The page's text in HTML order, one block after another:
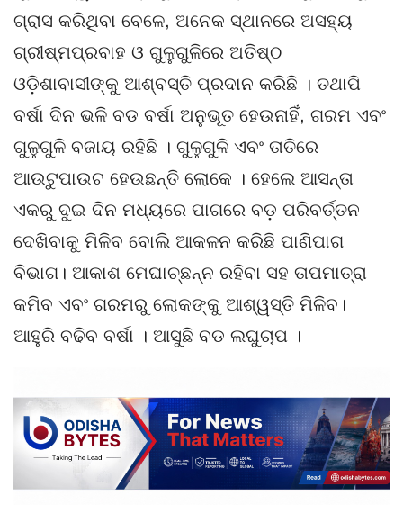
ଗ୍ରାସ କରିଥିବା ବେଳେ, ଅନେକ ସ୍ଥାନରେ ଅସହ୍ୟ
ଗ୍ରୀଷ୍ମପ୍ରବାହ ଓ ଗୁଳୁଗୁଳିରେ ଅତିଷ୍ଠ
ଓଡ଼ିଶାବାସୀଙ୍କୁ ଆଶ୍ବସ୍ତି ପ୍ରଦାନ କରିଛି । ତଥାପି
ବର୍ଷା ଦିନ ଭଳି ବଡ ବର୍ଷା ଅନୁଭୂତ ହେଉନାହିଁ, ଗରମ ଏବଂ
ଗୁଳୁଗୁଳି ବଜାୟ ରହିଛି । ଗୁଳୁଗୁଳି ଏବଂ ତାତିରେ
ଆଉଟୁପାଉଟ ହେଉଛନ୍ତି ଲୋକେ । ହେଲେ ଆସନ୍ତା
ଏକରୁ ଦୁଇ ଦିନ ମଧ୍ୟରେ ପାଗରେ ବଡ଼ ପରିବର୍ତ୍ତନ
ଦେଖିବାକୁ ମିଳିବ ବୋଲି ଆକଳନ କରିଛି ପାଣିପାଗ
ବିଭାଗ। ଆକାଶ ମେଘାଚ୍ଛନ୍ନ ରହିବା ସହ ତାପମାତ୍ରା
କମିବ ଏବଂ ଗରମରୁ ଲୋକଙ୍କୁ ଆଶ୍ୱସ୍ତି ମିଳିବ।
ଆହୁରି ବଢିବ ବର୍ଷା । ଆସୁଛି ବଡ ଲଘୁଚାପ ।